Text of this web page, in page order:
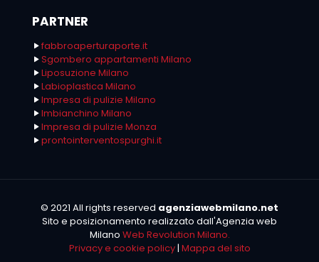
PARTNER
fabbroaperturaporte.it
Sgombero appartamenti Milano
Liposuzione Milano
Labioplastica Milano
Impresa di pulizie Milano
Imbianchino Milano
Impresa di pulizie Monza
prontointerventospurghi.it
© 2021 All rights reserved agenziawebmilano.net
Sito e posizionamento realizzato dall'Agenzia web
Milano Web Revolution Milano.
Privacy e cookie policy| Mappa del sito